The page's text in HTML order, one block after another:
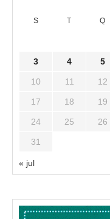
S T Q
3 4 5
10 11 12
17 18 19
24 25 26
31
« jul